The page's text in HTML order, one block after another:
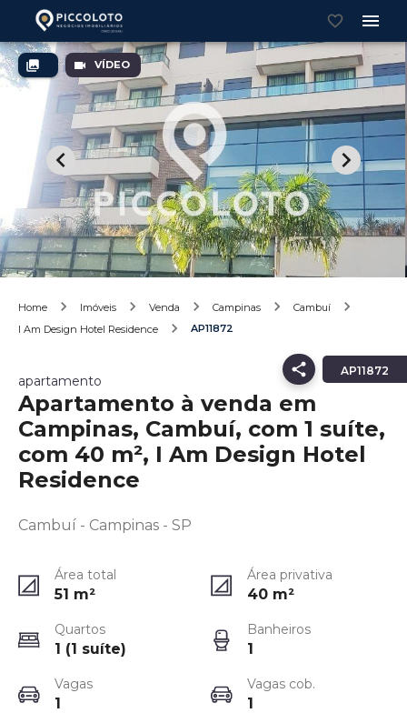
VÍDEO
Home Imóveis Venda Campinas
Cambuí
I Am Design Hotel Residence
AP11872
AP11872
apartamento
Apartamento à venda em
Campinas, Cambuí, com 1 suíte,
com 40 m², I Am Design Hotel
Residence
Cambuí - Campinas - SP
Área total
51 m²
Área privativa
40 m²
Quartos
1 (1 suíte)
Banheiros
1
Vagas
1
Vagas cob.
1